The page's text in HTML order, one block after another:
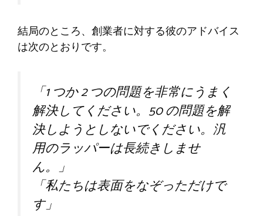
結局のところ、創業者に対する彼のアドバイス
は次のとおりです。
「1 つか 2 つの問題を非常にうまく
解決してください。50 の問題を解
決しようとしないでください。汎
用のラッパーは長続きしませ
ん。」
「私たちは表面をなぞっただけで
す」